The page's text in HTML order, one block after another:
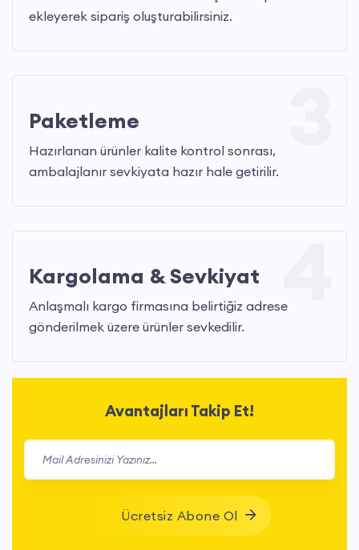
ekleyerek sipariş oluşturabilirsiniz.
Paketleme
Hazırlanan ürünler kalite kontrol sonrası,
ambalajlanır sevkiyata hazır hale getirilir.
Kargolama & Sevkiyat
Anlaşmalı kargo firmasına belirtiğiz adrese
gönderilmek üzere ürünler sevkedilir.
Avantajları Takip Et!
Ücretsiz Abone Ol